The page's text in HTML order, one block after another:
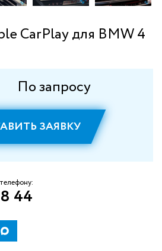
CarPlay для BMW 4
По запросу
ЗАЯВКУ
44